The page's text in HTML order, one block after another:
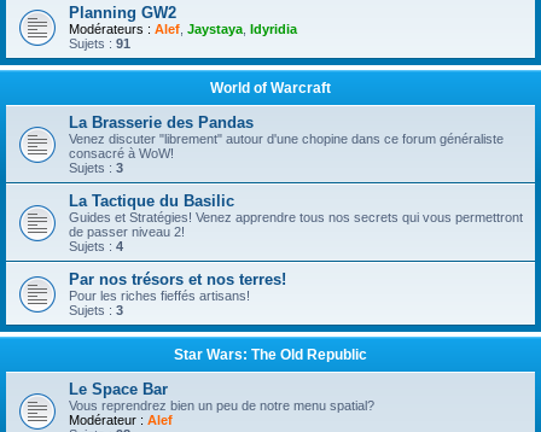
Planning GW2
Modérateurs : Alef Jaystaya Idyridia
Sujets : 91
World of Warcraft
La Brasserie des Pandas
Venez discuter "librement" autour d'une chopine dans ce forum généraliste
consacré à WoW!
Sujets : 3
La Tactique du Basilic
Guides et Stratégies! Venez apprendre tous nos secrets qui vous permettront
de passer niveau 2!
Sujets : 4
Par nos trésors et nos terres!
Pour les riches fieffés artisans!
Sujets : 3
Star Wars: The Old Republic
Le Space Bar
Vous reprendrez bien un peu de notre menu spatial?
Modérateur : Alef